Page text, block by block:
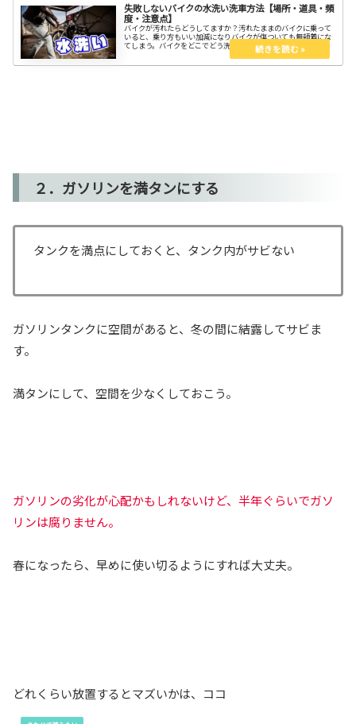
失敗しないバイクの水洗い洗車方法【場所・道具・頻
度・注意点】
バイクが汚れたらどうしてますか？汚れたままのバイクに乗って
いると、乗り方もいい加減になりバイクが傷ついても無頓着にな
てしまう。バイクをどこでどう洗えばいいのか？どんなものが必
要なのか？どんな頻度で洗えばいいのか？ノウハウを知ってスッ
２．ガソリンを満タンにする
タンクを満点にしておくと、タンク内がサビない
ガソリンタンクに空間があると、冬の間に結露してサビま
す。
満タンにして、空間を少なくしておこう。
ガソリンの劣化が心配かもしれないけど、半年ぐらいでガソ
リンは腐りません。
春になったら、早めに使い切るようにすれば大丈夫。
どれくらい放置するとマズいかは、ココ